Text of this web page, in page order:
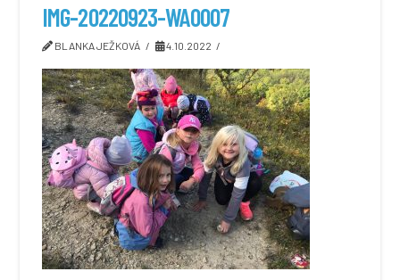
IMG-20220923-WA0007
BLANKA JEŽKOVÁ 4.10.2022